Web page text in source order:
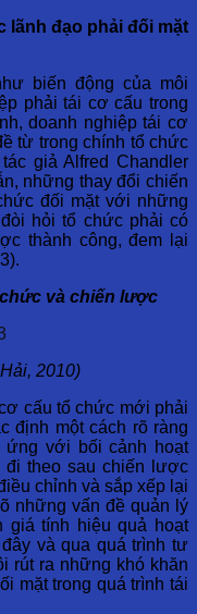
lãnh đạo phải đối mặt
biến động của môi
phải tái cơ cấu trong
doanh nghiệp tái cơ
từ trong chính tổ chức
giả Alfred Chandler
những thay đổi chiến
đối mặt với những
hỏi tổ chức phải có
thành công, đem lại
và chiến lược
2010)
cấu tổ chức mới phải
định một cách rõ ràng
ứng với bối cảnh hoạt
theo sau chiến lược
chỉnh và sắp xếp lại
những vấn đề quản lý
giá tính hiệu quả hoạt
và qua quá trình tư
rút ra những khó khăn
mặt trong quá trình tái